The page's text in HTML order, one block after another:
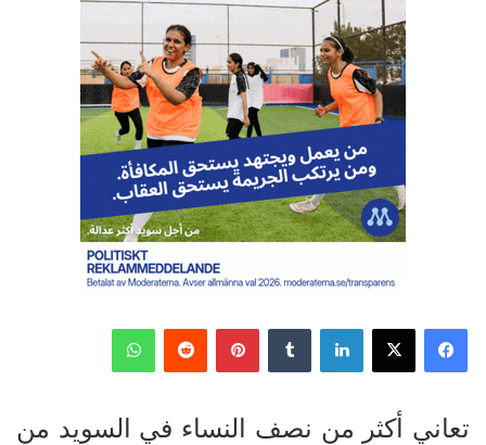
فيسبوك لينكدإن بينتيريست
تعاني أكثر من نصف النساء في السويد من